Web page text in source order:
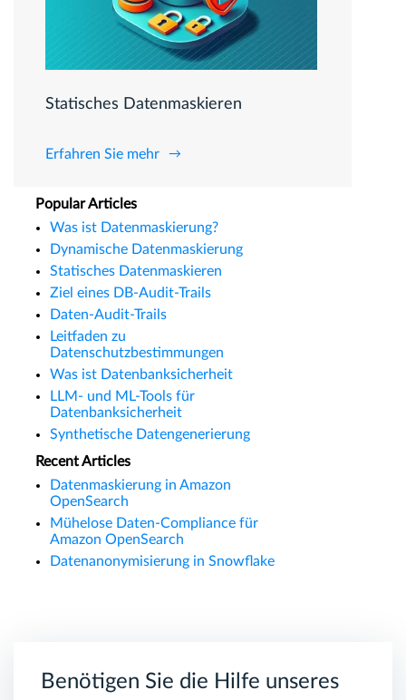
Statisches Datenmaskieren
Erfahren Sie mehr
Popular Articles
Was ist Datenmaskierung?
Dynamische Datenmaskierung
Statisches Datenmaskieren
Ziel eines DB-Audit-Trails
Daten-Audit-Trails
Leitfaden zu
Datenschutzbestimmungen
Was ist Datenbanksicherheit
LLM- und ML-Tools für
Datenbanksicherheit
Synthetische Datengenerierung
Recent Articles
Datenmaskierung in Amazon
OpenSearch
Mühelose Daten-Compliance für
Amazon OpenSearch
Datenanonymisierung in Snowflake
Benötigen Sie die Hilfe unseres